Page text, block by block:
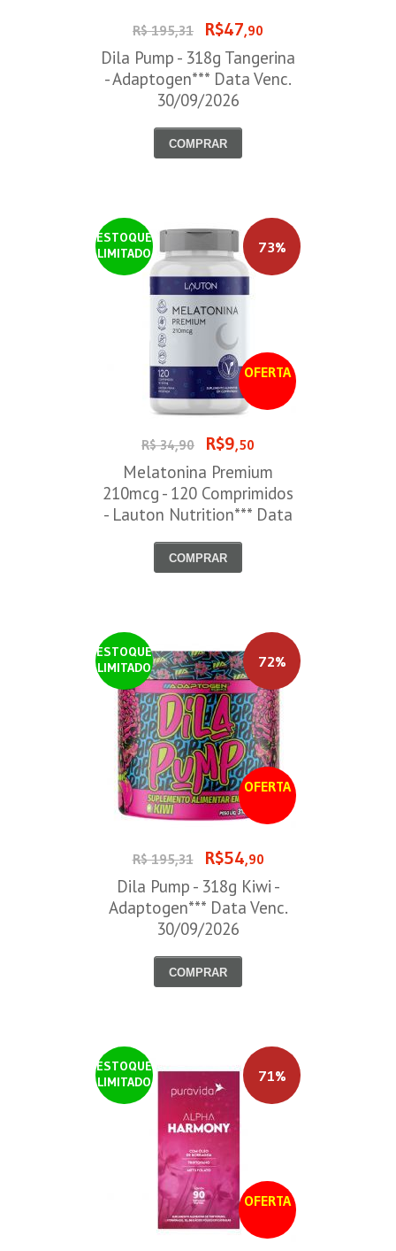
R$ 195,31 R$47,90
Dila Pump - 318g Tangerina
- Adaptogen*** Data Venc.
30/09/2026
COMPRAR
ESTOQUE
LIMITADO
OFERTA
73%
R$ 34,90 R$9,50
Melatonina Premium
210mcg - 120 Comprimidos
- Lauton Nutrition*** Data
COMPRAR
ESTOQUE
LIMITADO
OFERTA
72%
R$ 195,31 R$54,90
Dila Pump - 318g Kiwi -
Adaptogen*** Data Venc.
30/09/2026
COMPRAR
ESTOQUE
LIMITADO
OFERTA
71%